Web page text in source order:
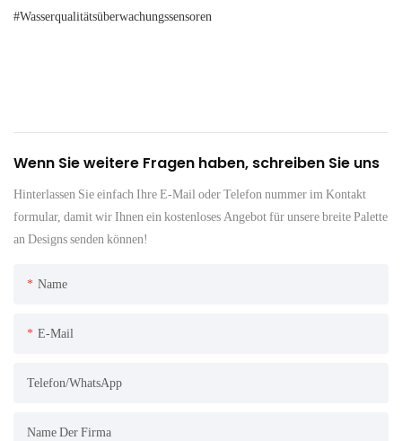
#Wasserqualitätsüberwachungssensoren
Wenn Sie weitere Fragen haben, schreiben Sie uns
Hinterlassen Sie einfach Ihre E-Mail oder Telefon nummer im Kontakt
formular, damit wir Ihnen ein kostenloses Angebot für unsere breite Palette
an Designs senden können!
Name
E-Mail
Telefon/WhatsApp
Name Der Firma